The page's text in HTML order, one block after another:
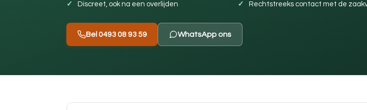
Discreet, ook na een overlijden Rechtstreeks contact met de
Bel 0493 08 93 59 WhatsApp ons